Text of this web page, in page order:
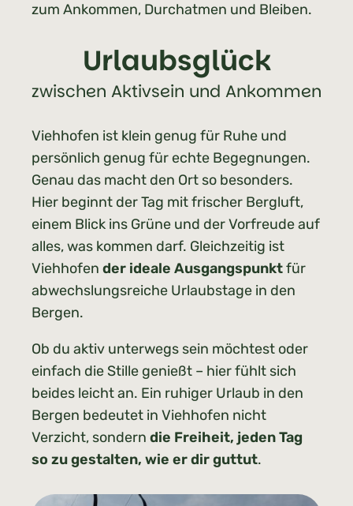
zum Ankommen, Durchatmen und Bleiben.
Urlaubsglück
zwischen Aktivsein und Ankommen
Viehhofen ist klein genug für Ruhe und
persönlich genug für echte Begegnungen.
Genau das macht den Ort so besonders.
Hier beginnt der Tag mit frischer Bergluft,
einem Blick ins Grüne und der Vorfreude auf
alles, was kommen darf. Gleichzeitig ist
Viehhofen der ideale Ausgangspunktfür
abwechslungsreiche Urlaubstage in den
Bergen.
Ob du aktiv unterwegs sein möchtest oder
einfach die Stille genießt – hier fühlt sich
beides leicht an. Ein ruhiger Urlaub in den
Bergen bedeutet in Viehhofen nicht
Verzicht, sondern die Freiheit, jeden Tag
so zu gestalten, wie er dir guttut.